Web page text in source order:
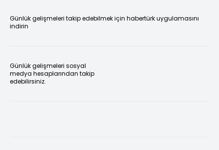
Günlük gelişmeleri takip edebilmek için habertürk uygulamasını
indirin
Günlük gelişmeleri sosyal
medya hesaplarından takip
edebilirsiniz.